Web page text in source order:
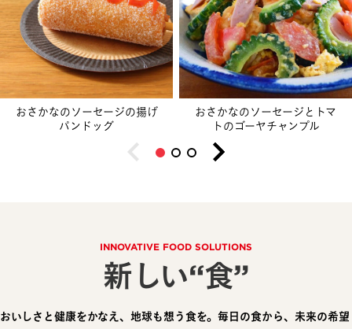
おさかなのソーセージの揚げ
パンドッグ
おさかなのソーセージとトマ
トのゴーヤチャンプル
INNOVATIVE FOOD SOLUTIONS
新しい“食”
おいしさと健康をかなえ、地球も想う食を。毎日の食から、未来の希望